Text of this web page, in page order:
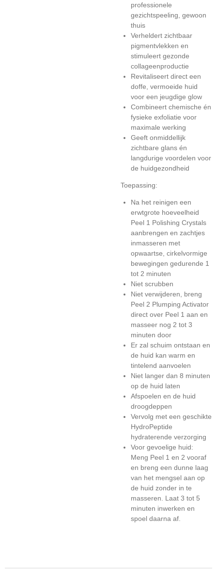
professionele
gezichtspeeling, gewoon
thuis
Verheldert zichtbaar
pigmentvlekken en
stimuleert gezonde
collageenproductie
Revitaliseert direct een
doffe, vermoeide huid
voor een jeugdige glow
Combineert chemische én
fysieke exfoliatie voor
maximale werking
Geeft onmiddellijk
zichtbare glans én
langdurige voordelen voor
de huidgezondheid
Toepassing:
Na het reinigen een
erwtgrote hoeveelheid
Peel 1 Polishing Crystals
aanbrengen en zachtjes
inmasseren met
opwaartse, cirkelvormige
bewegingen gedurende 1
tot 2 minuten
Niet scrubben
Niet verwijderen, breng
Peel 2 Plumping Activator
direct over Peel 1 aan en
masseer nog 2 tot 3
minuten door
Er zal schuim ontstaan en
de huid kan warm en
tintelend aanvoelen
Niet langer dan 8 minuten
op de huid laten
Afspoelen en de huid
droogdeppen
Vervolg met een geschikte
HydroPeptide
hydraterende verzorging
Voor gevoelige huid:
Meng Peel 1 en 2 vooraf
en breng een dunne laag
van het mengsel aan op
de huid zonder in te
masseren. Laat 3 tot 5
minuten inwerken en
spoel daarna af.